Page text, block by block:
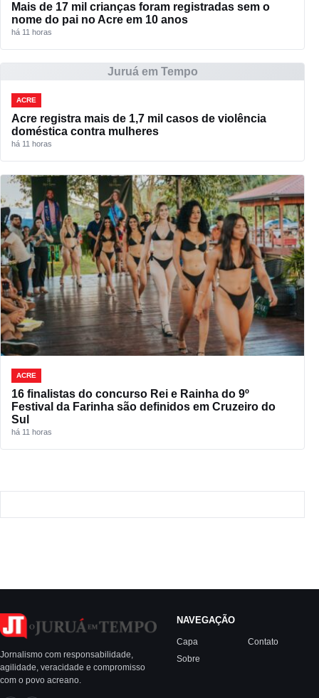
Mais de 17 mil crianças foram registradas sem o
nome do pai no Acre em 10 anos
há 11 horas
Juruá em Tempo
ACRE
Acre registra mais de 1,7 mil casos de violência
doméstica contra mulheres
há 11 horas
ACRE
16 finalistas do concurso Rei e Rainha do 9º
Festival da Farinha são definidos em Cruzeiro do
Sul
há 11 horas
Jornalismo com responsabilidade,
agilidade, veracidade e compromisso
com o povo acreano.
NAVEGAÇÃO
Capa
Sobre
Contato